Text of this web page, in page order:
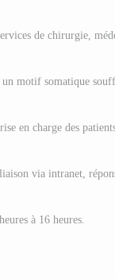
de chirurgie,
motif somatique
en charge des
via intranet,
à 16 heures.